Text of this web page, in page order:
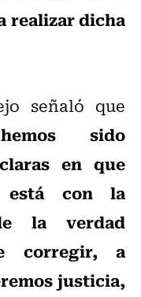
realizar dicha
señaló que
sido
en que
está con la
la verdad
corregir, a
justicia,